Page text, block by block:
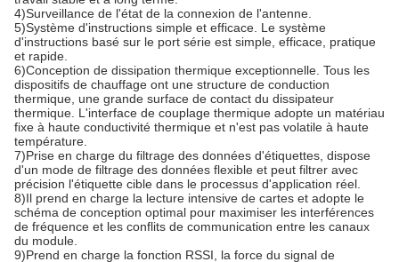
4)Surveillance de l'état de la connexion de l'antenne.
5)Système d'instructions simple et efficace. Le système
d'instructions basé sur le port série est simple, efficace, pratique
et rapide.
6)Conception de dissipation thermique exceptionnelle. Tous les
dispositifs de chauffage ont une structure de conduction
thermique, une grande surface de contact du dissipateur
thermique. L'interface de couplage thermique adopte un matériau
fixe à haute conductivité thermique et n'est pas volatile à haute
température.
7)Prise en charge du filtrage des données d'étiquettes, dispose
d'un mode de filtrage des données flexible et peut filtrer avec
précision l'étiquette cible dans le processus d'application réel.
8)Il prend en charge la lecture intensive de cartes et adopte le
schéma de conception optimal pour maximiser les interférences
de fréquence et les conflits de communication entre les canaux
du module.
9)Prend en charge la fonction RSSI, la force du signal de